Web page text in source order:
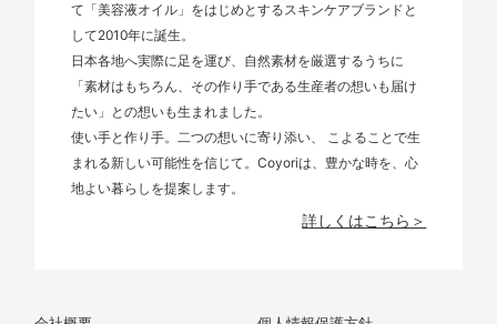
て「美容液オイル」をはじめとするスキンケアブランドと
して2010年に誕生。
日本各地へ実際に足を運び、自然素材を厳選するうちに
「素材はもちろん、その作り手である生産者の想いも届け
たい」との想いも生まれました。
使い手と作り手。二つの想いに寄り添い、 こよることで生
まれる新しい可能性を信じて。Coyoriは、豊かな時を、心
地よい暮らしを提案します。
詳しくはこちら＞